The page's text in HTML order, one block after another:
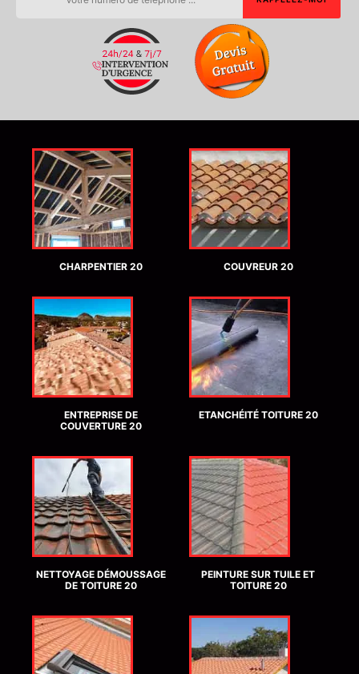
CHARPENTIER 20 COUVREUR 20
ENTREPRISE DE
COUVERTURE 20
ETANCHÉITÉ TOITURE 20
NETTOYAGE DÉMOUSSAGE
DE TOITURE 20
PEINTURE SUR TUILE ET
TOITURE 20